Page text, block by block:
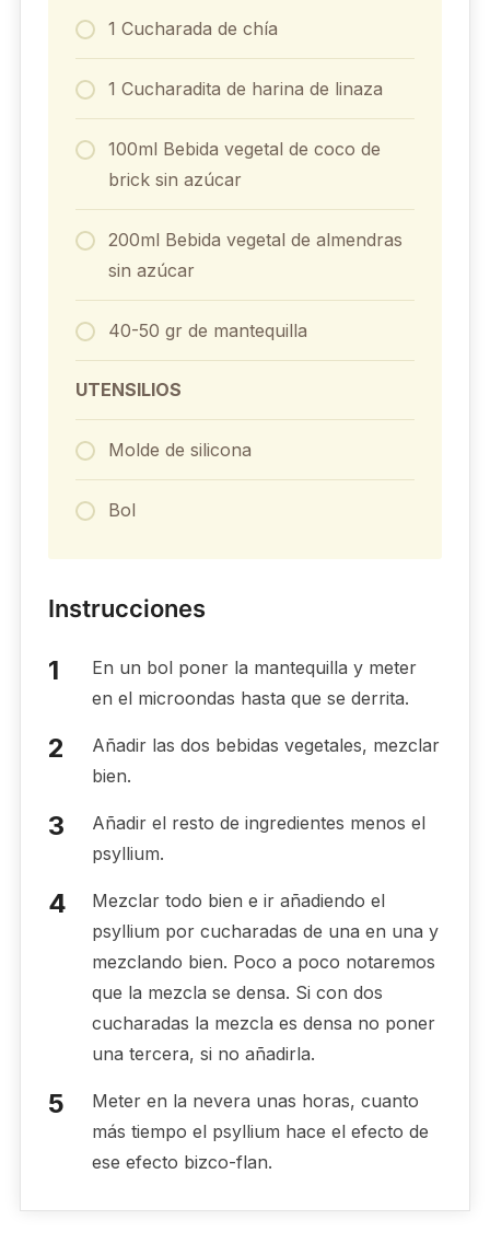
1 Cucharada de chía
1 Cucharadita de harina de linaza
100ml Bebida vegetal de coco de
brick sin azúcar
200ml Bebida vegetal de almendras
sin azúcar
40-50 gr de mantequilla
UTENSILIOS
Molde de silicona
Bol
Instrucciones
En un bol poner la mantequilla y meter
en el microondas hasta que se derrita.
Añadir las dos bebidas vegetales, mezclar
bien.
Añadir el resto de ingredientes menos el
psyllium.
Mezclar todo bien e ir añadiendo el
psyllium por cucharadas de una en una y
mezclando bien. Poco a poco notaremos
que la mezcla se densa. Si con dos
cucharadas la mezcla es densa no poner
una tercera, si no añadirla.
Meter en la nevera unas horas, cuanto
más tiempo el psyllium hace el efecto de
ese efecto bizco-flan.